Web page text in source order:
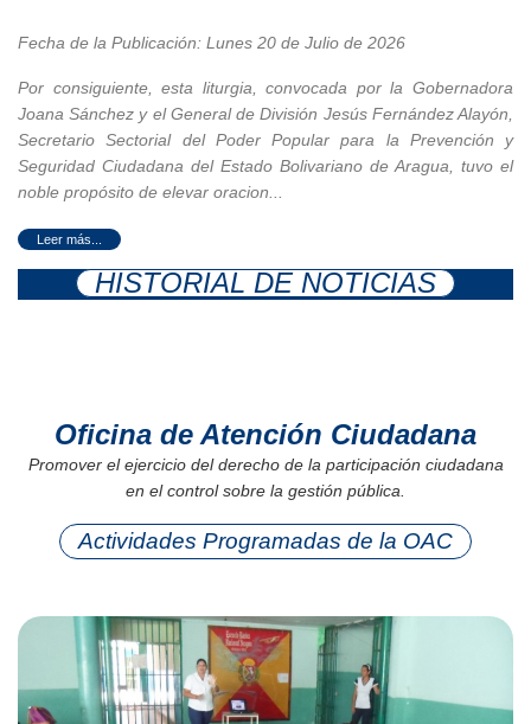
Fecha de la Publicación: Lunes 20 de Julio de 2026
Por consiguiente, esta liturgia, convocada por la Gobernadora
Joana Sánchez y el General de División Jesús Fernández Alayón,
Secretario Sectorial del Poder Popular para la Prevención y
Seguridad Ciudadana del Estado Bolivariano de Aragua, tuvo el
noble propósito de elevar oracion...
HISTORIAL DE NOTICIAS
Oficina de Atención Ciudadana
Promover el ejercicio del derecho de la participación ciudadana
en el control sobre la gestión pública.
Actividades Programadas de la OAC